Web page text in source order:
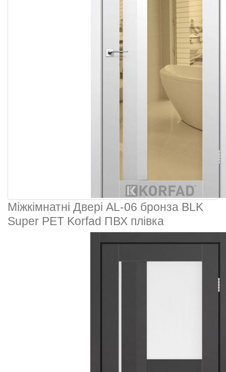
Міжкімнатні Двері AL-06 бронза BLK
Super PET Korfad ПВХ плівка